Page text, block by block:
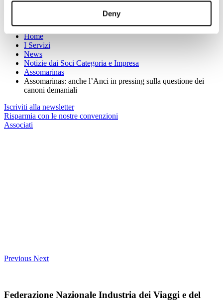
Deny
press@marinas.it
Sei qui:
Home
I Servizi
News
Notizie dai Soci Categoria e Impresa
Assomarinas
Assomarinas: anche l’Anci in pressing sulla questione dei
canoni demaniali
Iscriviti alla newsletter
Risparmia con le nostre convenzioni
Associati
Previous Next
Federazione Nazionale Industria dei Viaggi e del